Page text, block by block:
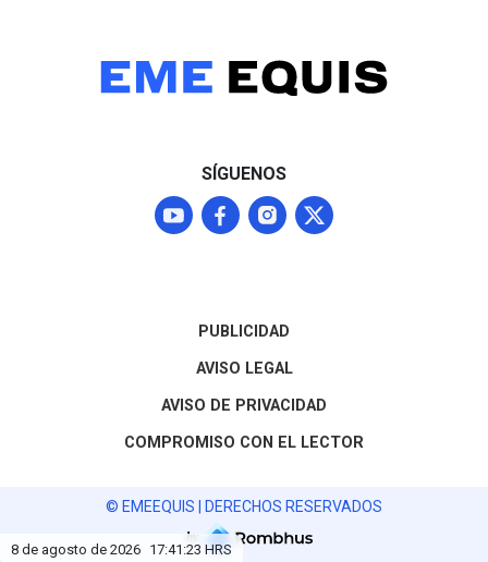
negociaciones para
normalizar los envíos que
8 de agosto de 2026 17:41:24 HRS
SÍGUENOS
PUBLICIDAD
AVISO LEGAL
AVISO DE PRIVACIDAD
COMPROMISO CON EL LECTOR
© EMEEQUIS | DERECHOS RESERVADOS
by